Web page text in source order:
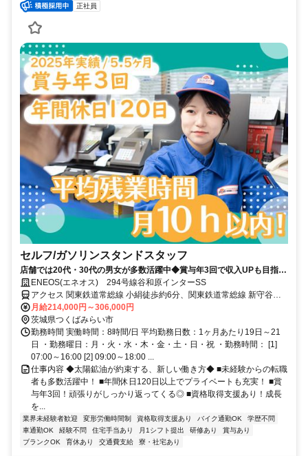
正社員
セルフ/ガソリンスタンドスタッフ
店舗では20代・30代の男女が多数活躍中◆賞与年3回で収入UPも目指せ
る！※2025年実績 / 5.5ヶ月分◆年間休日120日以上でプライベートも充
実！◆月の平均残業時間10時間以内◆業界大手！５４年連続黒字の安定
企業◆資格取得支援もあり！未経験者からでも主任・店長にキャリアア
ップ可能◆国内TOPクラスの社宅制度
ENEOS(エネオス) 294号線谷和原インターSS
アクセス 関東鉄道常総線 小絹徒歩約6分、関東鉄道常総線 新守谷徒
歩約18分、関東鉄道常総線 守谷中央西口徒歩約42分 谷和原インター
近くのエネオスです
月給214,000円～306,000円
茨城県つくばみらい市
勤務時間 実働時間：8時間/日 平均勤務日数：1ヶ月あたり19日～21
日 ・勤務曜日：月・火・水・木・金・土・日・祝 ・勤務時間： [1]
07:00～16:00 [2] 09:00～18:00 ...
仕事内容 ◆太陽鉱油が約束する、新しい働き方◆ ■未経験からの転職
者も多数活躍中！ ■年間休日120日以上でプライベートも充実！ ■賞
与年3回！頑張りがしっかり返ってくる◎ ■資格取得支援あり！成長
を...
業界未経験者歓迎 変形労働時間制 資格取得支援あり バイク通勤OK
学歴不問
車通勤OK
経験不問 住宅手当あり 月1シフト提出 研修あり
賞与あり
ブランクOK
育休あり 交通費支給 寮・社宅あり